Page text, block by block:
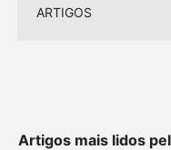
ARTIGOS
Artigos mais lidos